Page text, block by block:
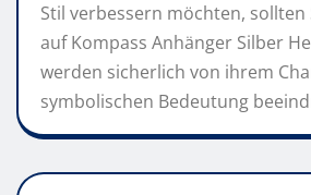
Stil verbessern möchten, sollten
auf Kompass Anhänger Silber
werden sicherlich von ihrem
symbolischen Bedeutung